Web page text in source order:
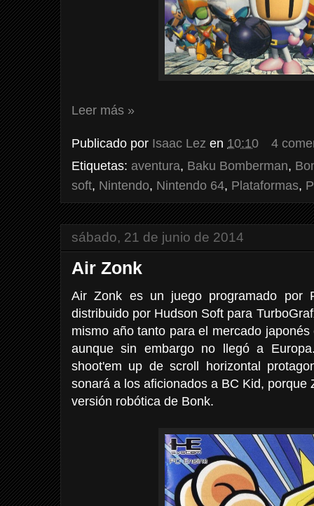
Leer más »
Publicado por Isaac Lez en 10:10
4
Etiquetas: aventura, Baku Bomberman,
soft, Nintendo, Nintendo 64, Plataformas,
sábado, 21 de junio de 2014
Air Zonk
Air Zonk es un juego programado por
distribuido por Hudson Soft para
mismo año tanto para el mercado
aunque sin embargo no llegó a
shoot'em up de scroll horizontal
sonará a los aficionados a BC Kid, porque
versión robótica de Bonk.